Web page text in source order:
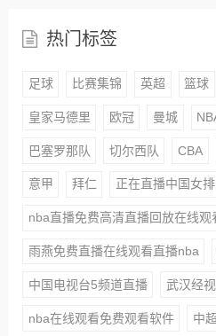
热门标签
足球 比赛集锦 英超 篮球
皇家马德里 欧冠 曼城
巴塞罗那队 切尔西队 CBA
意甲 拜仁 正在直播中国女
nba直播免费高清直播回放在线观
雨燕免费直播在线观看直播nba
中国电视台5频道直播 武汉经
nba在线观看免费观看软件 中